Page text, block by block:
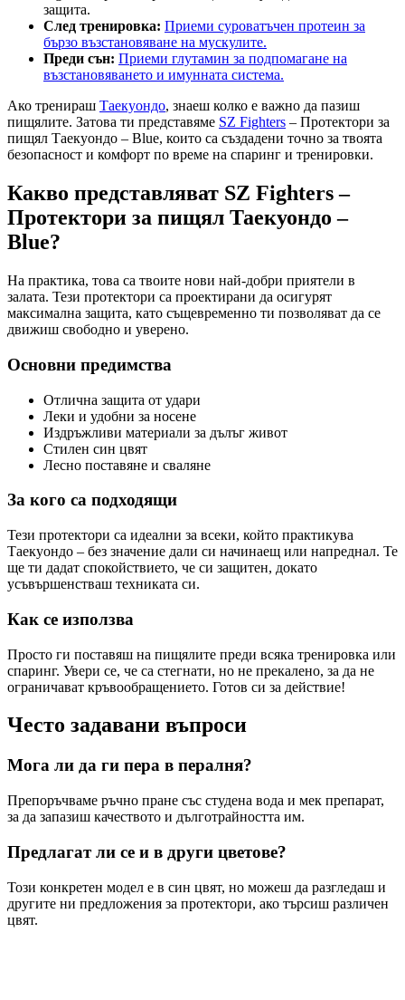
защита.
След тренировка: Приеми суроватъчен протеин за
бързо възстановяване на мускулите.
Преди сън: Приеми глутамин за подпомагане на
възстановяването и имунната система.
Ако тренираш Таекуондо, знаеш колко е важно да пазиш
пищялите. Затова ти представяме SZ Fighters – Протектори за
пищял Таекуондо – Blue, които са създадени точно за твоята
безопасност и комфорт по време на спаринг и тренировки.
Какво представляват SZ Fighters –
Протектори за пищял Таекуондо –
Blue?
На практика, това са твоите нови най-добри приятели в
залата. Тези протектори са проектирани да осигурят
максимална защита, като същевременно ти позволяват да се
движиш свободно и уверено.
Основни предимства
Отлична защита от удари
Леки и удобни за носене
Издръжливи материали за дълъг живот
Стилен син цвят
Лесно поставяне и сваляне
За кого са подходящи
Тези протектори са идеални за всеки, който практикува
Таекуондо – без значение дали си начинаещ или напреднал. Те
ще ти дадат спокойствието, че си защитен, докато
усъвършенстваш техниката си.
Как се използва
Просто ги поставяш на пищялите преди всяка тренировка или
спаринг. Увери се, че са стегнати, но не прекалено, за да не
ограничават кръвообращението. Готов си за действие!
Често задавани въпроси
Мога ли да ги пера в пералня?
Препоръчваме ръчно пране със студена вода и мек препарат,
за да запазиш качеството и дълготрайността им.
Предлагат ли се и в други цветове?
Този конкретен модел е в син цвят, но можеш да разгледаш и
другите ни предложения за протектори, ако търсиш различен
цвят.